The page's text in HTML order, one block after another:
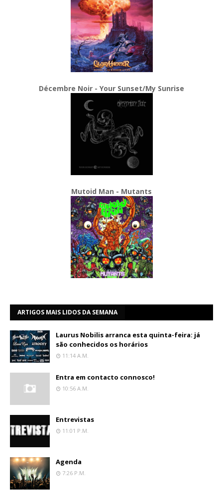
Décembre Noir - Your Sunset/My Sunrise
Mutoid Man - Mutants
ARTIGOS MAIS LIDOS DA SEMANA
Laurus Nobilis arranca esta quinta-feira: já
são conhecidos os horários
11:14 A.m.
Entra em contacto connosco!
10:56 A.m.
Entrevistas
11:01 P.m.
Agenda
7:26 P.m.